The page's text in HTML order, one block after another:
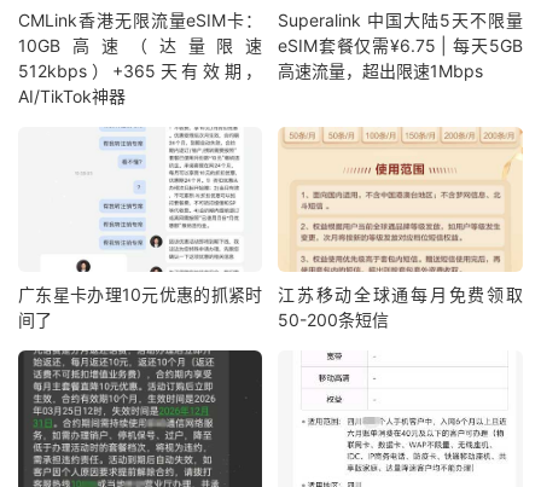
CMLink香港无限流量eSIM卡：
10GB高速（达量限速
512kbps）+365天有效期，
AI/TikTok神器
Superalink 中国大陆5天不限量
eSIM套餐仅需¥6.75 | 每天5GB
高速流量，超出限速1Mbps
广东星卡办理10元优惠的抓紧时
间了
江苏移动全球通每月免费领取
50-200条短信